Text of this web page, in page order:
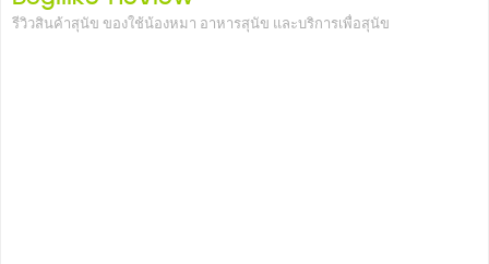
รีวิวสินค้าสุนัข ของใช้น้องหมา อาหารสุนัข และบริการเพื่อสุนัข